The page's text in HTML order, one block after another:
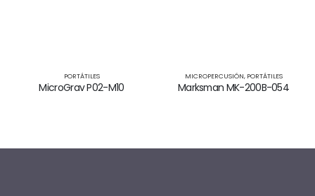
PORTÁTILES
MicroGrav P02-M10
MICROPERCUSIÓN, PORTÁTILES
Marksman MK-200B-054